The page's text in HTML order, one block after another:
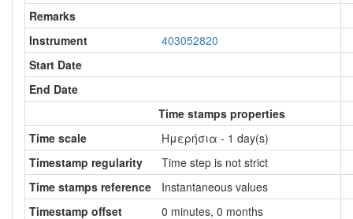
Remarks
Instrument
403052820
Start Date
End Date
Time stamps properties
Time scale
Ημερήσια - 1 day(s)
Timestamp regularity
Time step is not strict
Time stamps reference
Instantaneous values
Timestamp offset
0 minutes, 0 months